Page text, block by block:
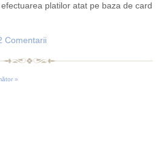
platilor atat pe baza de card
Comentarii
»